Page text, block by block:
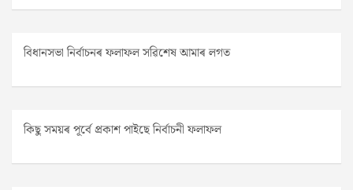
বিধানসভা নিৰ্বাচনৰ ফলাফল সৱিশেষ আমাৰ লগত
কিছু সময়ৰ পূৰ্বে প্ৰকাশ পাইছে নিৰ্বাচনী ফলাফল